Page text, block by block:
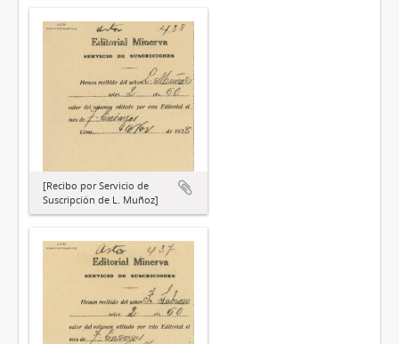
[Recibo por Servicio de
Suscripción de L. Muñoz]